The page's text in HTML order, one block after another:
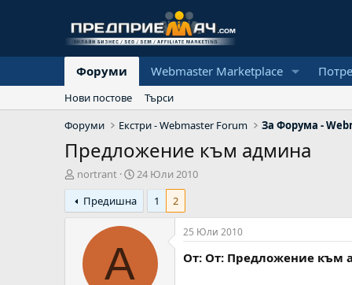
Форуми Webmaster Marketplace
Нови постове
Търси
Форуми
Екстри - Webmaster Forum За Форума -
Предложение към админа
А
в
т
о
nortrant
Н
а
ч
а
л
24 Юли 2010
Предишна
1 2
A
25 Юли 2010
От: От: Предложение към